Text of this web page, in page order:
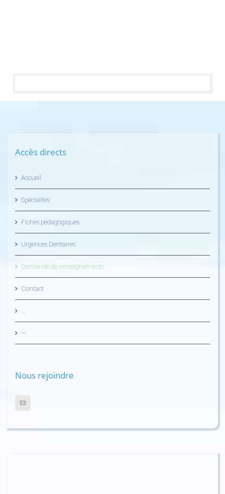
Accès directs
Accueil
Spécialités
Fiches pédagogiques
Urgences Dentaires
Demande de renseignements
Contact
…
—
Nous rejoindre